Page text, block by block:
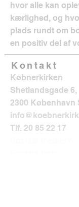
hvor alle kan
kærlighed, og
plads rundt om
en positiv del af
Kontakt
Købnerkirken
Shetlandsgade 6,
2300 København
Tlf. 20 85 22 17